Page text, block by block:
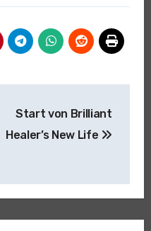
Start von Brilliant
Healer’s New Life